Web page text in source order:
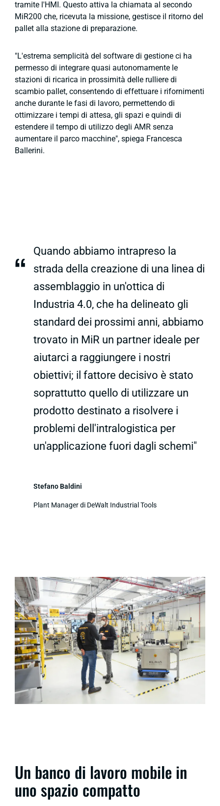
tramite l'HMI. Questo attiva la chiamata al secondo
MiR200 che, ricevuta la missione, gestisce il ritorno del
pallet alla stazione di preparazione.
"L'estrema semplicità del software di gestione ci ha
permesso di integrare quasi autonomamente le
stazioni di ricarica in prossimità delle rulliere di
scambio pallet, consentendo di effettuare i rifornimenti
anche durante le fasi di lavoro, permettendo di
ottimizzare i tempi di attesa, gli spazi e quindi di
estendere il tempo di utilizzo degli AMR senza
aumentare il parco macchine", spiega Francesca
Ballerini.
“
Quando abbiamo intrapreso la
strada della creazione di una linea di
assemblaggio in un'ottica di
Industria 4.0, che ha delineato gli
standard dei prossimi anni, abbiamo
trovato in MiR un partner ideale per
aiutarci a raggiungere i nostri
obiettivi; il fattore decisivo è stato
soprattutto quello di utilizzare un
prodotto destinato a risolvere i
problemi dell'intralogistica per
un'applicazione fuori dagli schemi"
Stefano Baldini
Plant Manager di DeWalt Industrial Tools
Un banco di lavoro mobile in
uno spazio compatto